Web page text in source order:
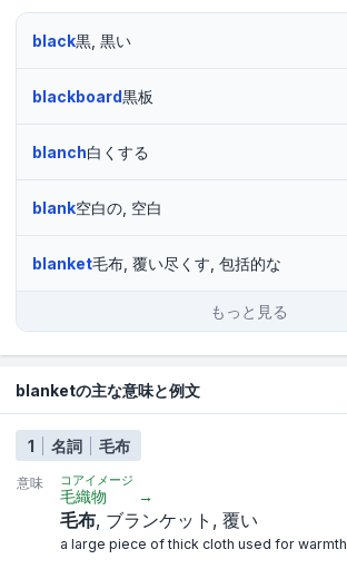
black黒, 黒い
blackboard黒板
blanch白くする
blank空白の, 空白
blanket毛布, 覆い尽くす, 包括的な
もっと見る
blanketの主な意味と例文
1 名詞 毛布
意味 コアイメージ
毛織物 →
毛布 ブランケット 覆い
a large piece of thick cloth used for warmth